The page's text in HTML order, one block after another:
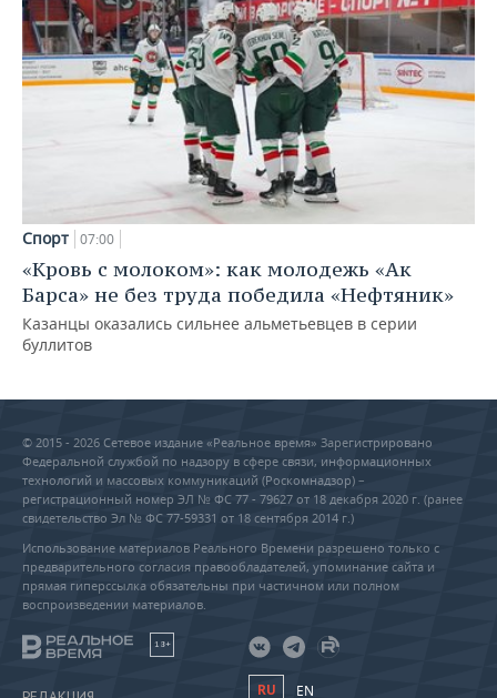
Спорт 07:00
«Кровь с молоком»: как молодежь «Ак
Барса» не без труда победила «Нефтяник»
Казанцы оказались сильнее альметьевцев в серии
буллитов
© 2015 - 2026 Сетевое издание «Реальное время» Зарегистрировано
Федеральной службой по надзору в сфере связи, информационных
технологий и массовых коммуникаций (Роскомнадзор) –
регистрационный номер ЭЛ № ФС 77 - 79627 от 18 декабря 2020 г. (ранее
свидетельство Эл № ФС 77-59331 от 18 сентября 2014 г.)
Использование материалов Реального Времени разрешено только с
предварительного согласия правообладателей, упоминание сайта и
прямая гиперссылка обязательны при частичном или полном
воспроизведении материалов.
18+
RU EN